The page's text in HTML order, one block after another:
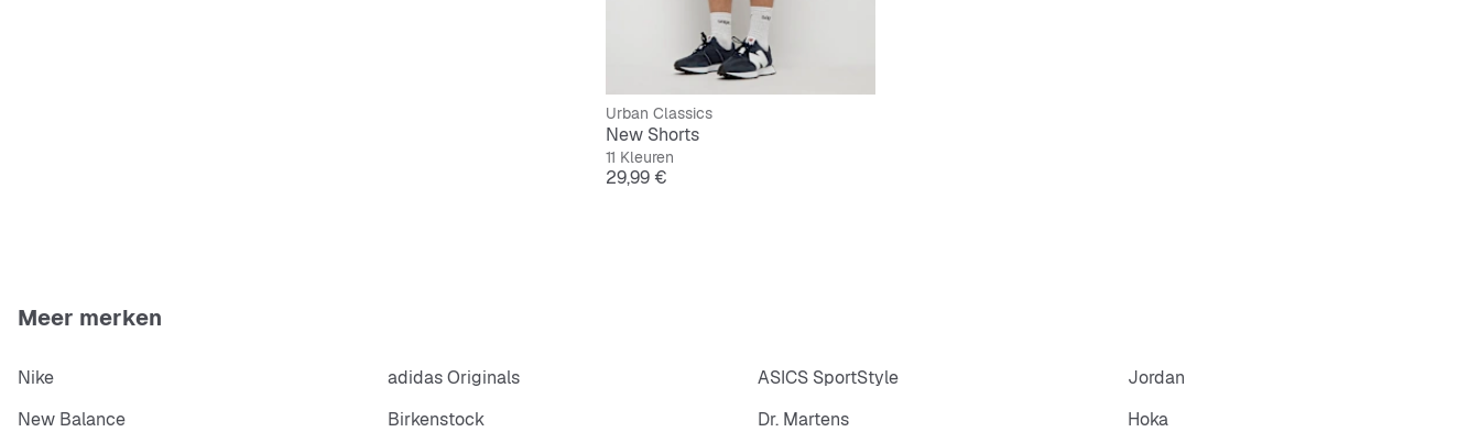
Urban Classics
New Shorts
11 Kleuren
Prijs
29,99 €
Meer merken
Nike adidas Originals ASICS SportStyle
Jordan
New Balance
Birkenstock Dr. Martens
Hoka